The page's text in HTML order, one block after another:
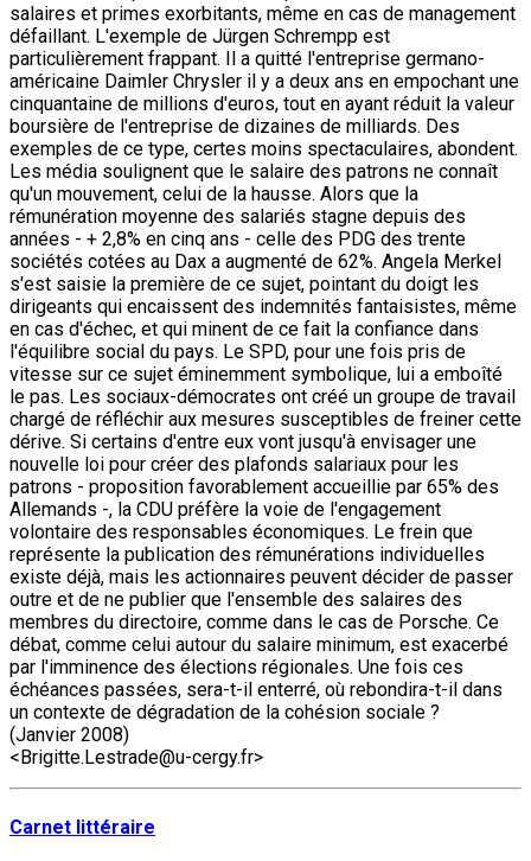
salaires et primes exorbitants, même en cas de management
défaillant. L'exemple de Jürgen Schrempp est
particulièrement frappant. Il a quitté l'entreprise germano-
américaine Daimler Chrysler il y a deux ans en empochant une
cinquantaine de millions d'euros, tout en ayant réduit la valeur
boursière de l'entreprise de dizaines de milliards. Des
exemples de ce type, certes moins spectaculaires, abondent.
Les média soulignent que le salaire des patrons ne connaît
qu'un mouvement, celui de la hausse. Alors que la
rémunération moyenne des salariés stagne depuis des
années - + 2,8% en cinq ans - celle des PDG des trente
sociétés cotées au Dax a augmenté de 62%. Angela Merkel
s'est saisie la première de ce sujet, pointant du doigt les
dirigeants qui encaissent des indemnités fantaisistes, même
en cas d'échec, et qui minent de ce fait la confiance dans
l'équilibre social du pays. Le SPD, pour une fois pris de
vitesse sur ce sujet éminemment symbolique, lui a emboîté
le pas. Les sociaux-démocrates ont créé un groupe de travail
chargé de réfléchir aux mesures susceptibles de freiner cette
dérive. Si certains d'entre eux vont jusqu'à envisager une
nouvelle loi pour créer des plafonds salariaux pour les
patrons - proposition favorablement accueillie par 65% des
Allemands -, la CDU préfère la voie de l'engagement
volontaire des responsables économiques. Le frein que
représente la publication des rémunérations individuelles
existe déjà, mais les actionnaires peuvent décider de passer
outre et de ne publier que l'ensemble des salaires des
membres du directoire, comme dans le cas de Porsche. Ce
débat, comme celui autour du salaire minimum, est exacerbé
par l'imminence des élections régionales. Une fois ces
échéances passées, sera-t-il enterré, où rebondira-t-il dans
un contexte de dégradation de la cohésion sociale ?
(Janvier 2008)
<Brigitte.Lestrade@u-cergy.fr>
Carnet littéraire